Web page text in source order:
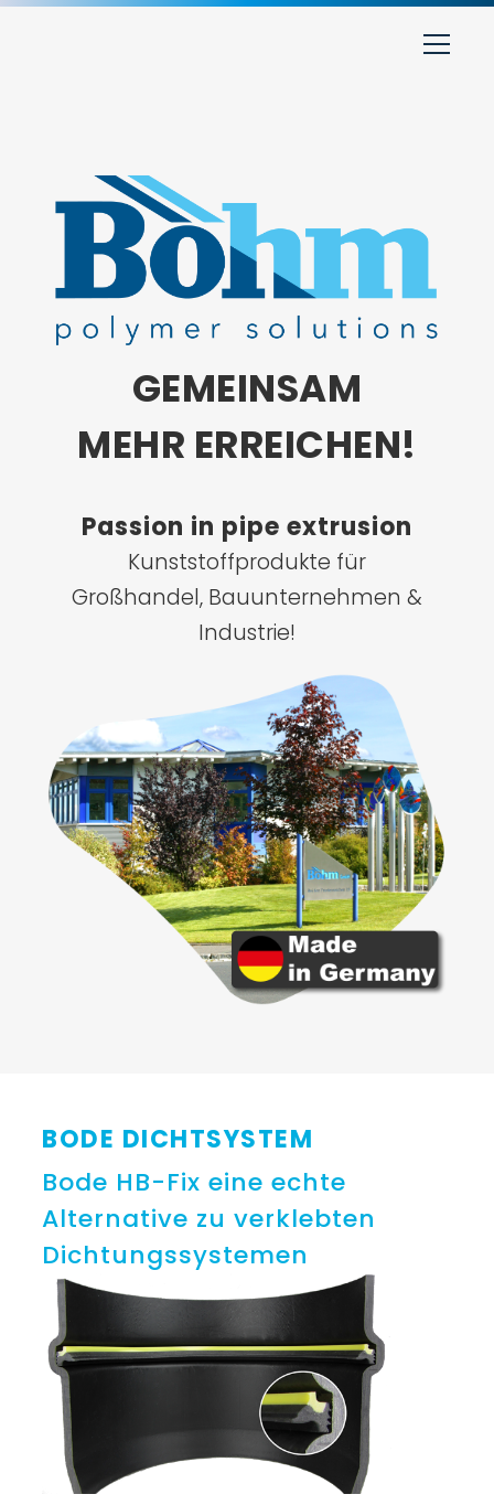
GEMEINSAM
MEHR ERREICHEN!
Passion in pipe extrusion
Kunststoffprodukte für
Großhandel, Bauunternehmen &
Industrie!
BODE DICHTSYSTEM
Bode HB-Fix eine echte
Alternative zu verklebten
Dichtungssystemen